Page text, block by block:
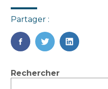
Partager :
FaceBook
TwitterLinkedIn
Blog
Rechercher